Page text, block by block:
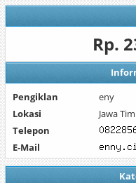
Rp.
Pengiklan
eny
Lokasi
Jawa
Telepon
E-Mail